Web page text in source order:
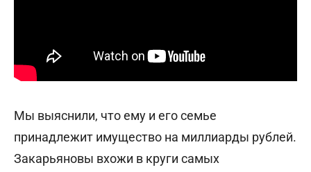
Мы выяснили, что ему и его семье
принадлежит имущество на миллиарды рублей.
Закарьяновы вхожи в круги самых